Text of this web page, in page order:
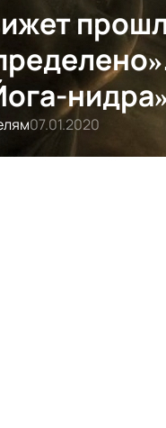
07.01.2020